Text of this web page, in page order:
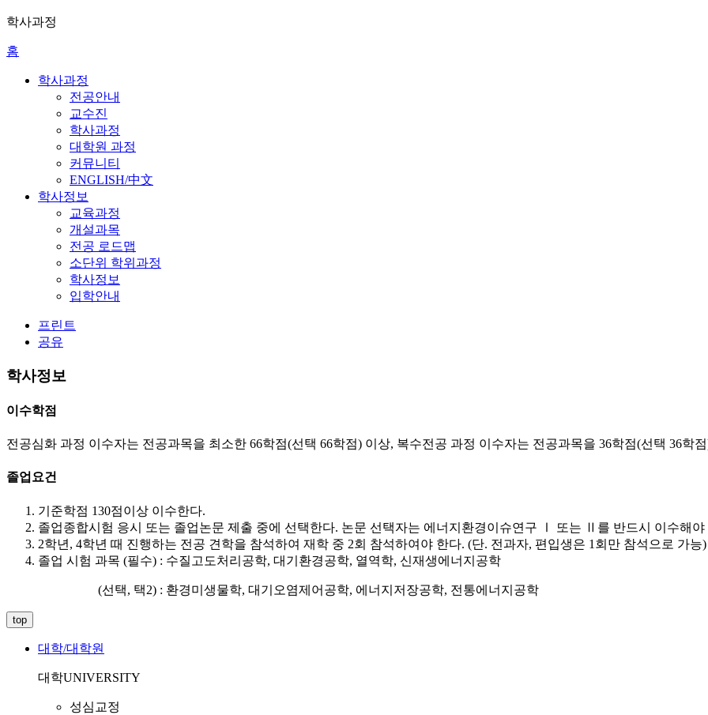
학사과정
홈
학사과정
전공안내
교수진
학사과정
대학원 과정
커뮤니티
ENGLISH/中文
학사정보
교육과정
개설과목
전공 로드맵
소단위 학위과정
학사정보
입학안내
프린트
공유
학사정보
이수학점
전공심화 과정 이수자는 전공과목을 최소한 66학점(선택 66학점) 이상, 복수전공 과정 이수자는 전공과목을 36학점(선택 36학
졸업요건
기준학점 130점이상 이수한다.
졸업종합시험 응시 또는 졸업논문 제출 중에 선택한다. 논문 선택자는 에너지환경이슈연구 Ⅰ 또는 Ⅱ를 반드시 이수해야
2학년, 4학년 때 진행하는 전공 견학을 참석하여 재학 중 2회 참석하여야 한다. (단. 전과자, 편입생은 1회만 참석으로 가능)
졸업 시험 과목 (필수) : 수질고도처리공학, 대기환경공학, 열역학, 신재생에너지공학
(선택, 택2) : 환경미생물학, 대기오염제어공학, 에너지저장공학, 전통에너지공학
top
대학/대학원
대학UNIVERSITY
성심교정